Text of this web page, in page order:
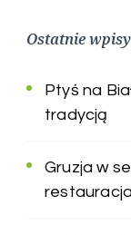
Ostatnie wpisy
Ptyś na
tradycją
Gruzja w